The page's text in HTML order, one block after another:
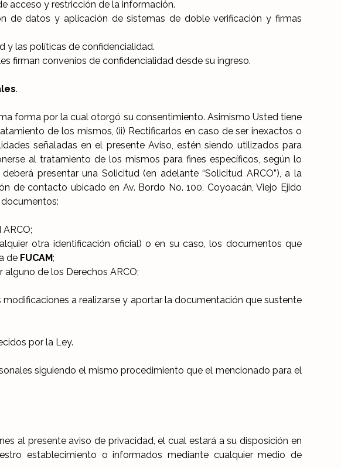
acceso y restricción de la información.
de datos y aplicación de sistemas de doble verificación y firmas
y las políticas de confidencialidad.
firman convenios de confidencialidad desde su ingreso.
.
forma por la cual otorgó su consentimiento. Asimismo Usted tiene
de los mismos, (ii) Rectificarlos en caso de ser inexactos o
señaladas en el presente Aviso, estén siendo utilizados para
al tratamiento de los mismos para fines específicos, según lo
presentar una Solicitud (en adelante “Solicitud ARCO”), a la
de contacto ubicado en Av. Bordo No. 100, Coyoacán, Viejo Ejido
otra identificación oficial) o en su caso, los documentos que
de FUCAM;
de los Derechos ARCO;
a realizarse y aportar la documentación que sustente
por la Ley.
siguiendo el mismo procedimiento que el mencionado para el
al presente aviso de privacidad, el cual estará a su disposición en
establecimiento o informados mediante cualquier medio de